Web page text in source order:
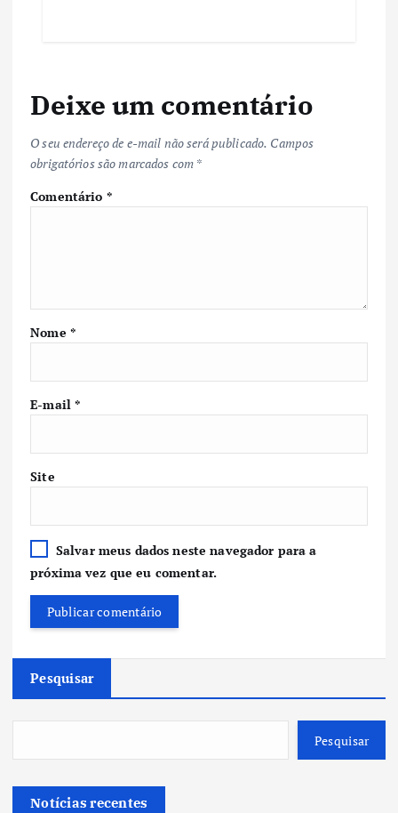
Deixe um comentário
O seu endereço de e-mail não será publicado. Campos
obrigatórios são marcados com *
Comentário *
Nome *
E-mail*
Site
Salvar meus dados neste navegador para a
próxima vez que eu comentar.
Pesquisar
Pesquisar
Notícias recentes